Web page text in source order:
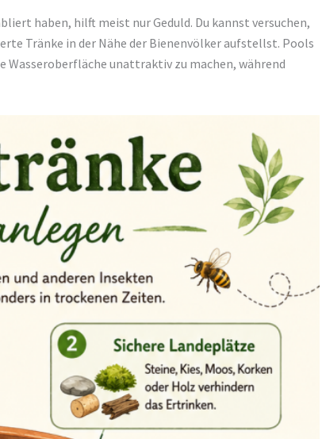
haben, hilft meist nur Geduld. Du kannst versuchen,
Tränke in der Nähe der Bienenvölker aufstellst. Pools
unattraktiv zu machen, während